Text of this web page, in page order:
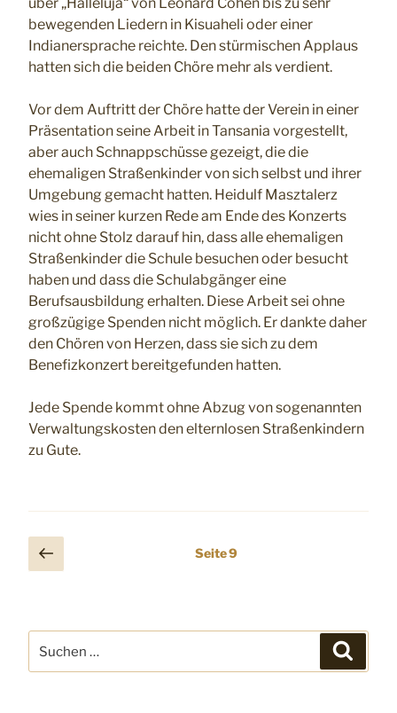
über „Halleluja“ von Leonard Cohen bis zu sehr
bewegenden Liedern in Kisuaheli oder einer
Indianersprache reichte. Den stürmischen Applaus
hatten sich die beiden Chöre mehr als verdient.
Vor dem Auftritt der Chöre hatte der Verein in einer
Präsentation seine Arbeit in Tansania vorgestellt,
aber auch Schnappschüsse gezeigt, die die
ehemaligen Straßenkinder von sich selbst und ihrer
Umgebung gemacht hatten. Heidulf Masztalerz
wies in seiner kurzen Rede am Ende des Konzerts
nicht ohne Stolz darauf hin, dass alle ehemaligen
Straßenkinder die Schule besuchen oder besucht
haben und dass die Schulabgänger eine
Berufsausbildung erhalten. Diese Arbeit sei ohne
großzügige Spenden nicht möglich. Er dankte daher
den Chören von Herzen, dass sie sich zu dem
Benefizkonzert bereitgefunden hatten.
Jede Spende kommt ohne Abzug von sogenannten
Verwaltungskosten den elternlosen Straßenkindern
zu Gute.
Seitennummerierung
der
Vorherige
Seite
Seite9
nach: